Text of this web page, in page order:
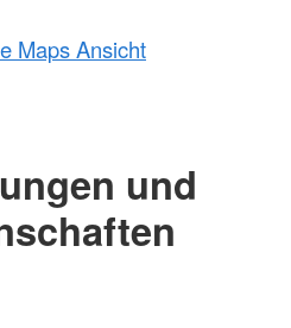
Maps Ansicht
und